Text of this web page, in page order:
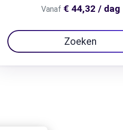
Vanaf € 44,32 / dag
Zoeken